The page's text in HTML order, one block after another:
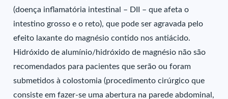
(doença inflamatória intestinal – DII – que afeta o
intestino grosso e o reto), que pode ser agravada pelo
efeito laxante do magnésio contido nos antiácido.
Hidróxido de alumínio/hidróxido de magnésio não são
recomendados para pacientes que serão ou foram
submetidos à colostomia (procedimento cirúrgico que
consiste em fazer-se uma abertura na parede abdominal,